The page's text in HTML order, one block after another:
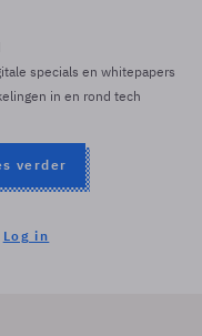
specials en whitepapers
in en rond tech
verder
Log in